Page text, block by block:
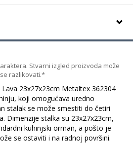
Stvarni izgled proizvoda može
se razlikovati.*
23x27x23cm Metaltex 362304
koji omogućava uredno
stalak se može smestiti do četiri
Dimenzije stalka su 23x27x23cm,
kuhinjski orman, a pošto je
se ostaviti i na radnoj površini.